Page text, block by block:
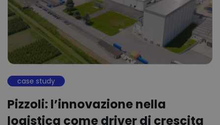
case study
Pizzoli: l’innovazione nella
logistica come driver di crescita